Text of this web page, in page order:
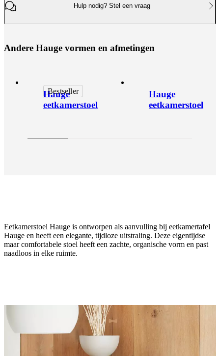
Hulp nodig? Stel een vraag
Andere Hauge vormen en afmetingen
Bestseller
Hauge
eetkamerstoel
Hauge
eetkamerstoel
Eetkamerstoel Hauge is ontworpen als aanvulling bij eetkamertafel
Hauge en heeft een elegante, tijdloze uitstraling. Deze eigentijdse
maar comfortabele stoel heeft een zachte, organische vorm en past
naadloos in elke ruimte.